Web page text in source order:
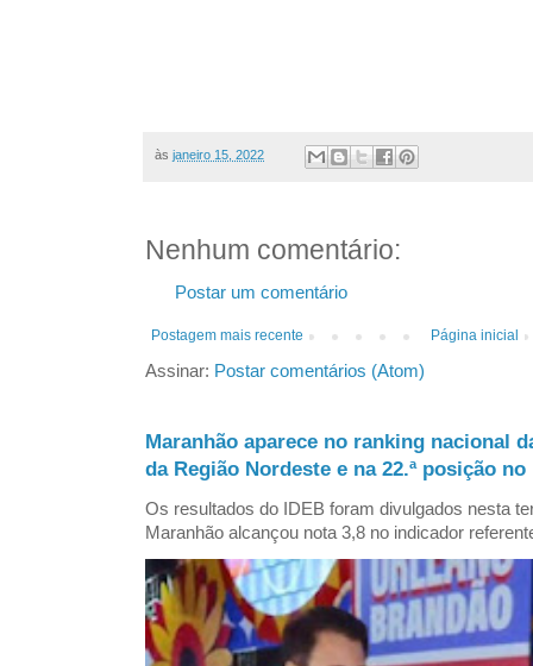
às janeiro 15, 2022
Nenhum comentário:
Postar um comentário
Postagem mais recente Página inicial
Assinar: Postar comentários (Atom)
Maranhão aparece no ranking nacional
da Região Nordeste e na 22.ª posição
Os resultados do IDEB foram divulgados nesta
Maranhão alcançou nota 3,8 no indicador